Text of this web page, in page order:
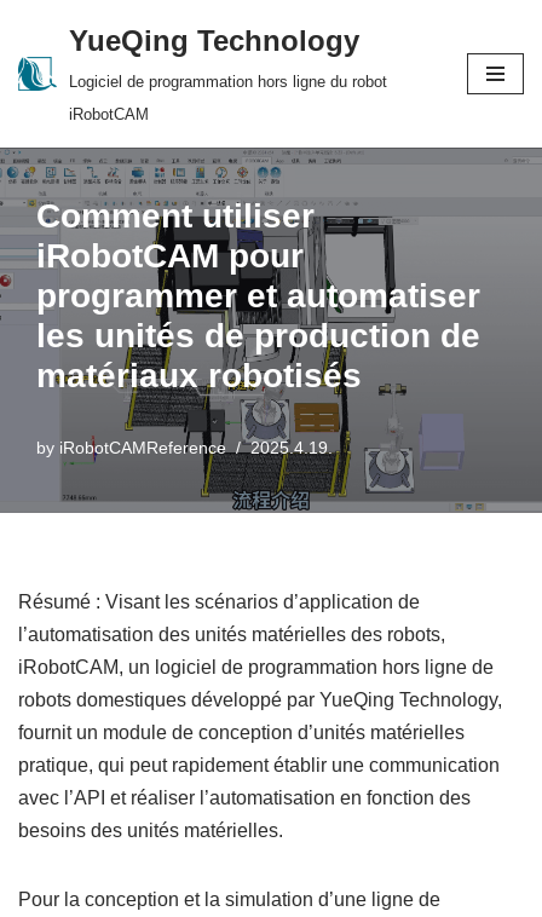
Skip
YueQing Technology
Logiciel de programmation hors ligne du robot
iRobotCAM
Comment utiliser
iRobotCAM pour
programmer et automatiser
les unités de production de
matériaux robotisés
by iRobotCAMReference 2025.4.19.
Résumé : Visant les scénarios d’application de
l’automatisation des unités matérielles des robots,
iRobotCAM, un logiciel de programmation hors ligne de
robots domestiques développé par YueQing Technology,
fournit un module de conception d’unités matérielles
pratique, qui peut rapidement établir une communication
avec l’API et réaliser l’automatisation en fonction des
besoins des unités matérielles.
Pour la conception et la simulation d’une ligne de